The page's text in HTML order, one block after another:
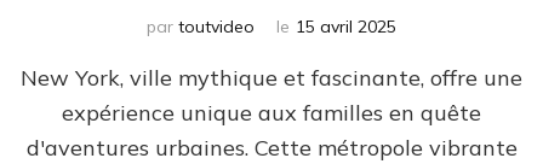
par toutvideo le 15 avril 2025
New York, ville mythique et fascinante, offre une
expérience unique aux familles en quête
d'aventures urbaines. Cette métropole vibrante